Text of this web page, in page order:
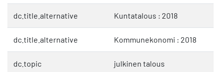
dc.title.alternative Kuntatalous : 2018
dc.title.alternative Kommunekonomi : 2018
dc.topic julkinen talous